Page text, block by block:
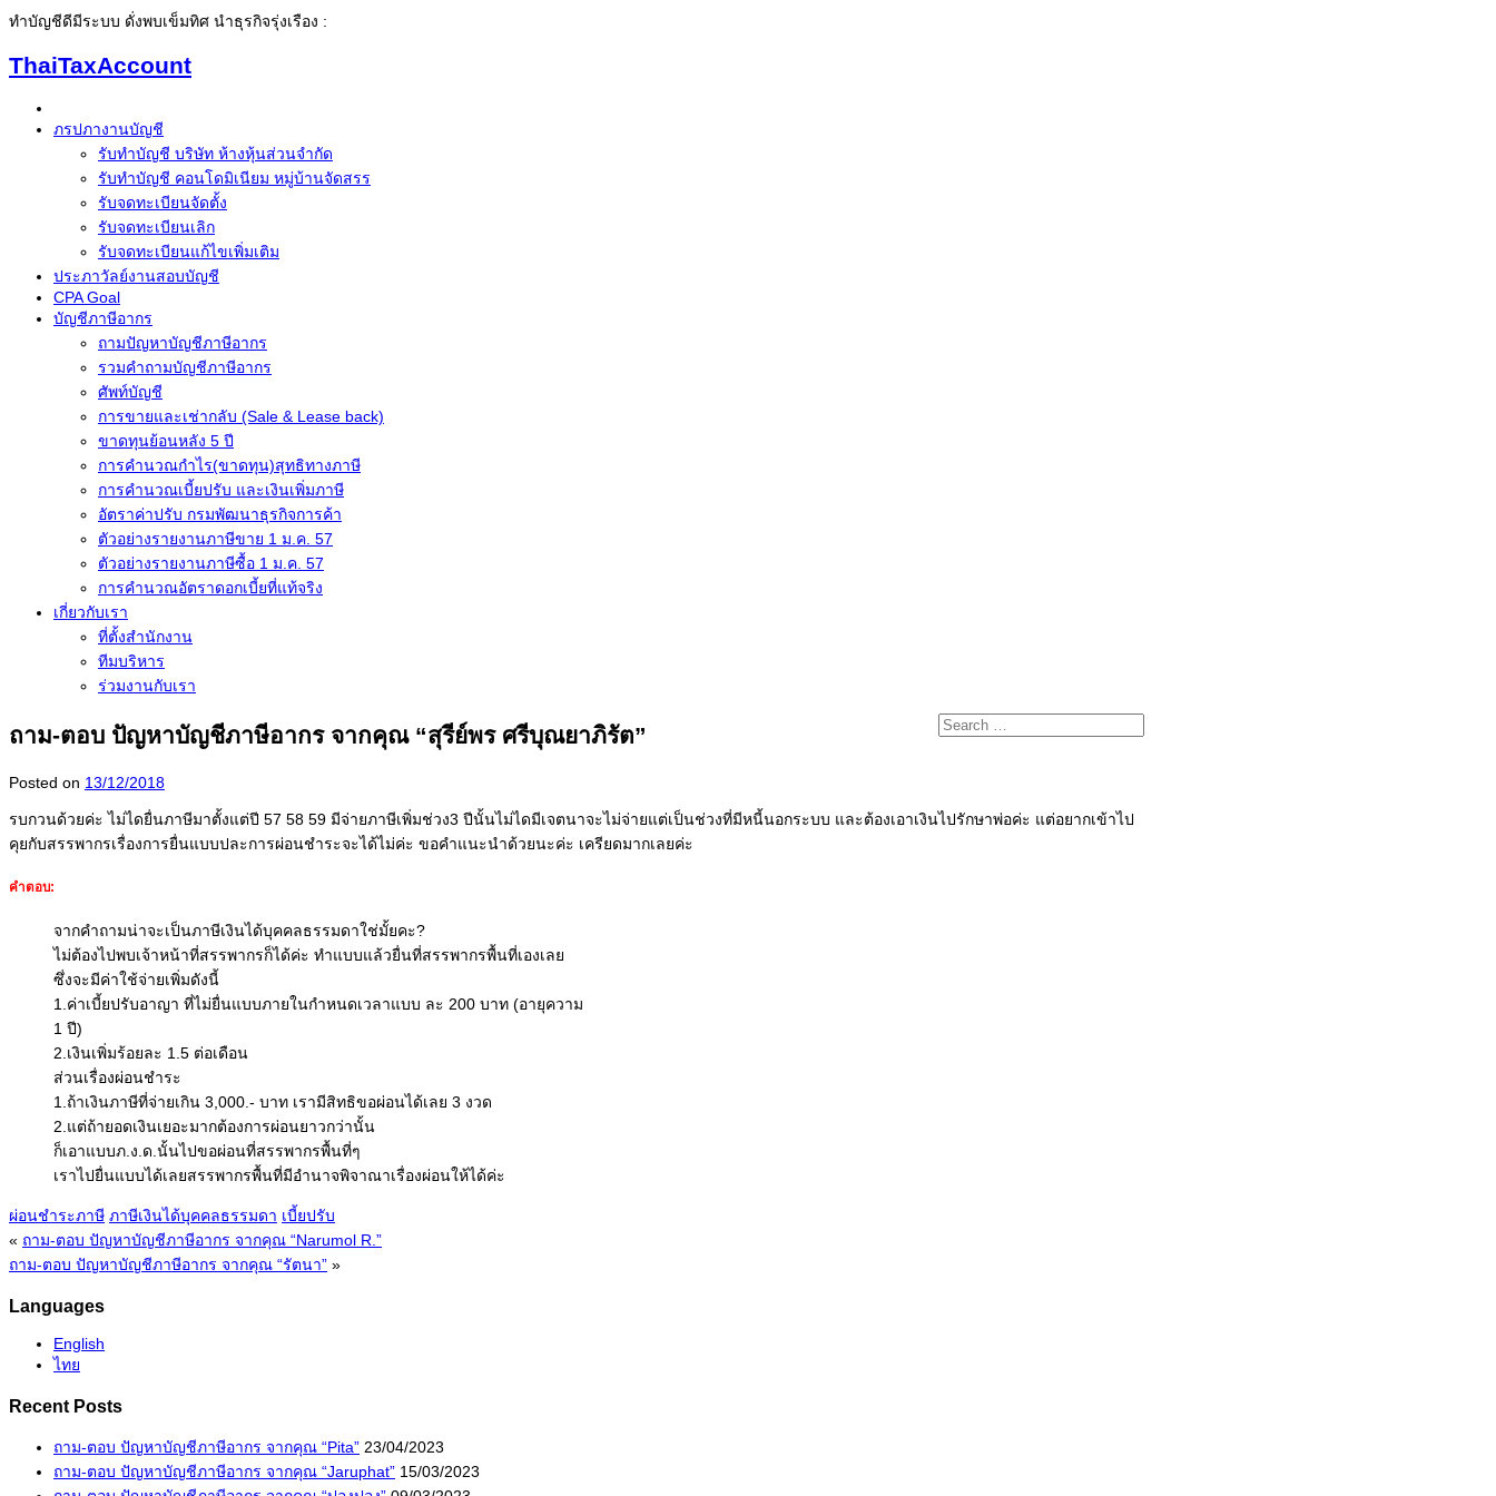
ทำบัญชีดีมีระบบ ดั่งพบเข็มทิศ นำธุรกิจรุ่งเรือง :
ThaiTaxAccount
ภรปภางานบัญชี
รับทำบัญชี บริษัท ห้างหุ้นส่วนจำกัด
รับทำบัญชี คอนโดมิเนียม หมู่บ้านจัดสรร
รับจดทะเบียนจัดตั้ง
รับจดทะเบียนเลิก
รับจดทะเบียนแก้ไขเพิ่มเติม
ประภาวัลย์งานสอบบัญชี
CPA Goal
บัญชีภาษีอากร
ถามปัญหาบัญชีภาษีอากร
รวมคำถามบัญชีภาษีอากร
ศัพท์บัญชี
การขายและเช่ากลับ (Sale & Lease back)
ขาดทุนย้อนหลัง 5 ปี
การคำนวณกำไร(ขาดทุน)สุทธิทางภาษี
การคำนวณเบี้ยปรับ และเงินเพิ่มภาษี
อัตราค่าปรับ กรมพัฒนาธุรกิจการค้า
ตัวอย่างรายงานภาษีขาย 1 ม.ค. 57
การคำนวณอัตราดอกเบี้ยที่แท้จริง
เกี่ยวกับเรา
ที่ตั้งสำนักงาน
ทีมบริหาร
ร่วมงานกับเรา
ถาม-ตอบ ปัญหาบัญชีภาษีอากร จากคุณ “สุรีย์พร ศรีบุณยาภิรัต”
Posted on 13/12/2018
รบกวนด้วยค่ะ ไม่ไดยื่นภาษีมาตั้งแต่ปี 57 58 59 มีจ่ายภาษีเพิ่มช่วง3 ปีนั้นไม่ไดมีเจตนาจะไม่จ่ายแต่เป็นช่วงที่มีหนี้นอกระบบ และต้องเอาเงินไปรักษาพ่อค่ะ แต่อยากเข้าไป
คุยกับสรรพากรเรื่องการยื่นแบบปละการผ่อนชำระจะได้ไม่ค่ะ ขอคำแนะนำด้วยนะค่ะ เครียดมากเลยค่ะ
คำตอบ:
จากคำถามน่าจะเป็นภาษีเงินได้บุคคลธรรมดาใช่มั้ยคะ?
ไม่ต้องไปพบเจ้าหน้าที่สรรพากรก็ได้ค่ะ ทำแบบแล้วยื่นที่สรรพากรพื้นที่เองเลย
ซึ่งจะมีค่าใช้จ่ายเพิ่มดังนี้
1.ค่าเบี้ยปรับอาญา ที่ไม่ยื่นแบบภายในกำหนดเวลาแบบ ละ 200 บาท (อายุความ
1 ปี)
2.เงินเพิ่มร้อยละ 1.5 ต่อเดือน
ส่วนเรื่องผ่อนชำระ
1.ถ้าเงินภาษีที่จ่ายเกิน 3,000.- บาท เรามีสิทธิขอผ่อนได้เลย 3 งวด
2.แต่ถ้ายอดเงินเยอะมากต้องการผ่อนยาวกว่านั้น
ก็เอาแบบภ.ง.ด.นั้นไปขอผ่อนที่สรรพากรพื้นที่ๆ
เราไปยื่นแบบได้เลยสรรพากรพื้นที่มีอำนาจพิจาณาเรื่องผ่อนให้ได้ค่ะ
ผ่อนชำระภาษี ภาษีเงินได้บุคคลธรรมดา เบี้ยปรับ
« ถาม-ตอบ ปัญหาบัญชีภาษีอากร จากคุณ “Narumol R.”
ถาม-ตอบ ปัญหาบัญชีภาษีอากร จากคุณ “รัตนา” »
Languages
English
ไทย
Recent Posts
ถาม-ตอบ ปัญหาบัญชีภาษีอากร จากคุณ “Pita” 23/04/2023
ถาม-ตอบ ปัญหาบัญชีภาษีอากร จากคุณ “Jaruphat” 15/03/2023